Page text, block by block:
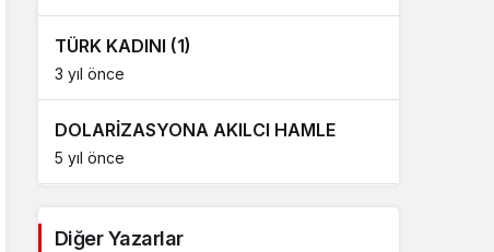
TÜRK KADINI (1)
3 yıl önce
DOLARİZASYONA AKILCI HAMLE
5 yıl önce
5 yıl önce
Diğer Yazarlar